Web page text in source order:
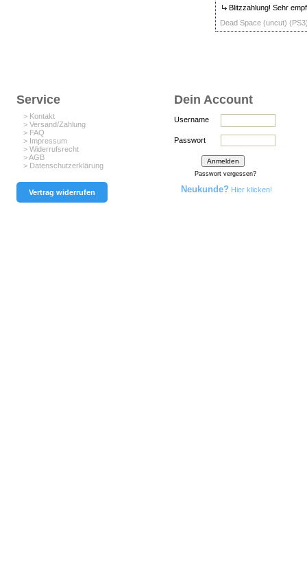
Blitzzahlung! Sehr
Dead Space (uncut)
Service
> Kontakt
> Versand/Zahlung
> FAQ
> Impressum
> Widerrufsrecht
> AGB
> Datenschutzerklärung
Vertrag widerrufen
Dein Account
Username
Passwort
Passwort vergessen?
Neukunde? Hier klicken!